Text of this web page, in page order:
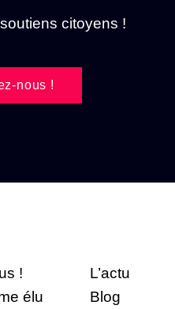
citoyens !
nous !
!
élu
L’actu
Blog